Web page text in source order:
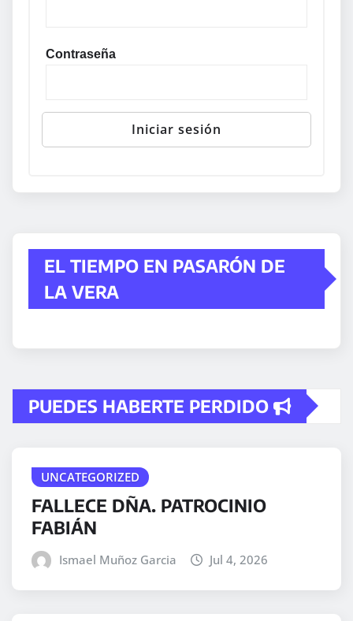
Contraseña
EL TIEMPO EN PASARÓN DE
LA VERA
PUEDES HABERTE PERDIDO
UNCATEGORIZED
FALLECE DÑA. PATROCINIO
FABIÁN
Ismael Muñoz Garcia Jul 4, 2026